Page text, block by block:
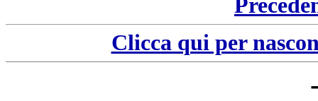
Clicca qui per